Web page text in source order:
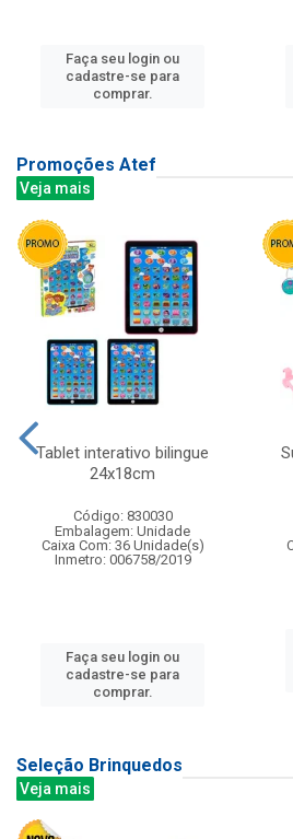
Faça seu login ou
cadastre-se para
comprar.
Promoções Atef
Veja mais
Tablet interativo bilingue
24x18cm
Código: 830030
Embalagem: Unidade
Caixa Com: 36 Unidade(s)
Inmetro: 006758/2019
Faça seu login ou
cadastre-se para
comprar.
Seleção Brinquedos
Veja mais